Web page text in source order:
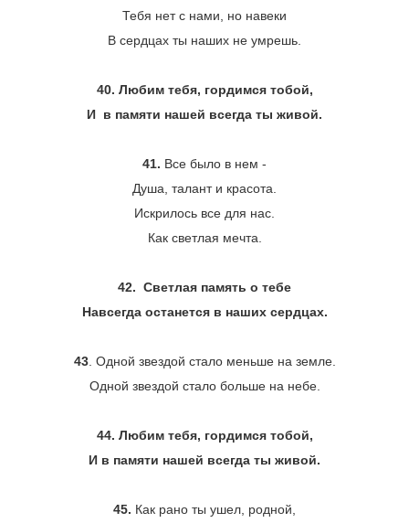
Тебя нет с нами, но навеки
В сердцах ты наших не умрешь.
40. Любим тебя, гордимся тобой,
И в памяти нашей всегда ты живой.
41. Все было в нем -
Душа, талант и красота.
Искрилось все для нас.
Как светлая мечта.
42. Светлая память о тебе
Навсегда останется в наших сердцах.
43. Одной звездой стало меньше на земле.
Одной звездой стало больше на небе.
44. Любим тебя, гордимся тобой,
И в памяти нашей всегда ты живой.
45. Как рано ты ушел, родной,